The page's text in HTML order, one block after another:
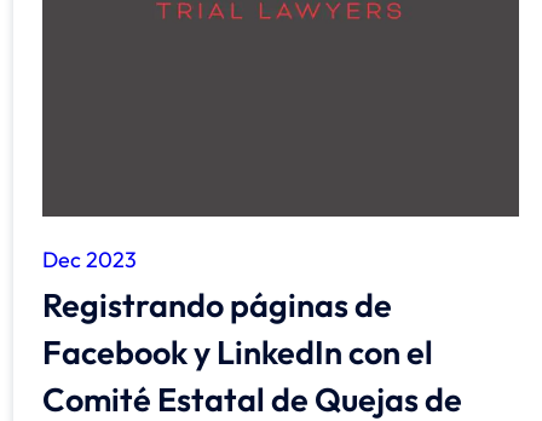
Dec 2023
Registrando páginas de
Facebook y LinkedIn con el
Comité Estatal de Quejas de